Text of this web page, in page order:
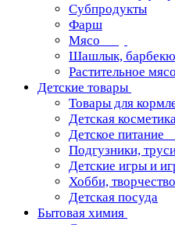
Субпродукты
Фарш
Мясо
Шашлык, барбекю
Растительное мясо
Детские товары
Товары для
Детская
Детское питание
Подгузники,
Детские игры и
Хобби, творчество
Детская посуда
Бытовая химия